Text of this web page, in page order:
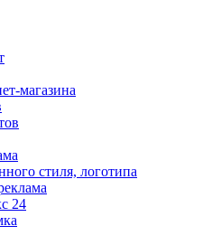
магазина
стиля, логотипа
24